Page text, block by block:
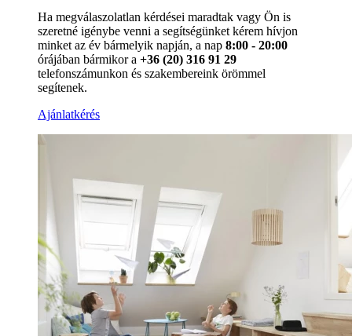
Ha megválaszolatlan kérdései maradtak vagy Ön is
szeretné igénybe venni a segítségünket kérem hívjon
minket az év bármelyik napján, a nap 8:00 - 20:00
órájában bármikor a +36 (20) 316 91 29
telefonszámunkon és szakembereink örömmel
segítenek.
Ajánlatkérés